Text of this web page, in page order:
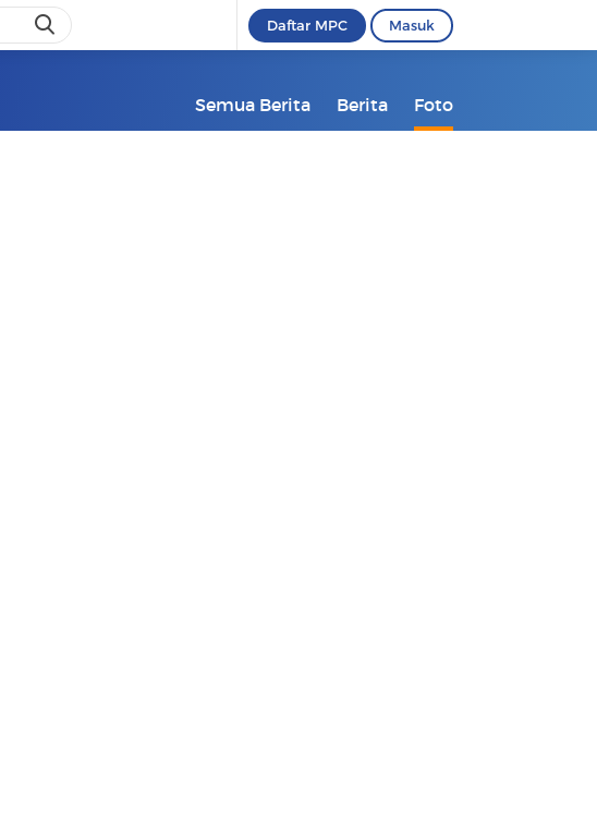
Daftar MPC Masuk
Semua Berita Berita Foto